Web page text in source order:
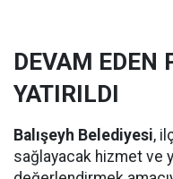
DEVAM EDEN
YATIRILDI
Balışeyh Belediyesi,
sağlayacak hizmet ve